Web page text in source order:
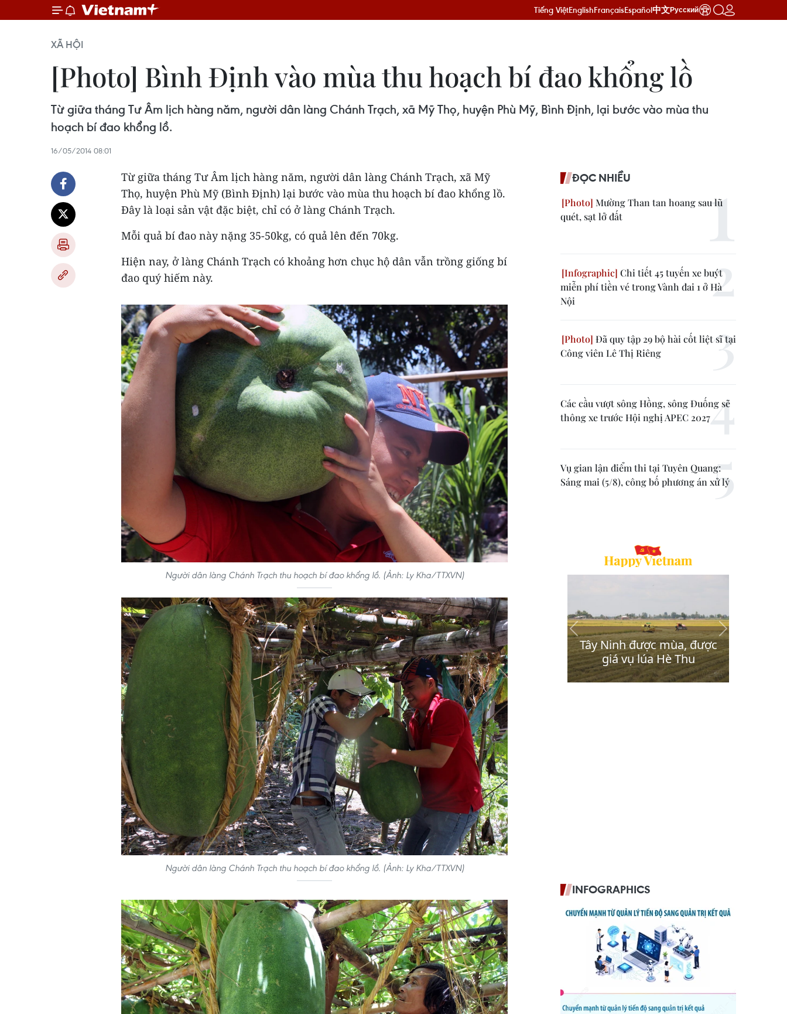
Tiếng ViệtEnglishFrançaisEspañol中文Русский
XÃ HỘI
[Photo] Bình Định vào mùa thu hoạch bí đao khổng lồ
Từ giữa tháng Tư Âm lịch hàng năm, người dân làng Chánh Trạch, xã Mỹ Thọ, huyện Phù Mỹ, Bình Định, lại bước vào mùa thu
hoạch bí đao khổng lồ.
16/05/2014 08:01
Từ giữa tháng Tư Âm lịch hàng năm, người dân làng Chánh Trạch, xã Mỹ
Thọ, huyện Phù Mỹ (Bình Định) lại bước vào mùa thu hoạch bí đao khổng lồ.
Đây là loại sản vật đặc biệt, chỉ có ở làng Chánh Trạch.
Mỗi quả bí đao này nặng 35-50kg, có quả lên đến 70kg.
Hiện nay, ở làng Chánh Trạch có khoảng hơn chục hộ dân vẫn trồng giống bí
đao quý hiếm này.
Người dân làng Chánh Trạch thu hoạch bí đao khổng lồ. (Ảnh: Ly Kha/TTXVN)
Người dân làng Chánh Trạch thu hoạch bí đao khổng lồ. (Ảnh: Ly Kha/TTXVN)
ĐỌC NHIỀU
Mường Than tan hoang sau lũ
quét, sạt lở đất
Chi tiết 45 tuyến xe buýt
miễn phí tiền vé trong Vành đai 1 ở Hà
Nội
Đã quy tập 29 bộ hài cốt liệt sĩ tại
Công viên Lê Thị Riêng
Các cầu vượt sông Hồng, sông Đuống sẽ
thông xe trước Hội nghị APEC 2027
Vụ gian lận điểm thi tại Tuyên Quang:
Sáng mai (5/8), công bố phương án xử lý
INFOGRAPHICS